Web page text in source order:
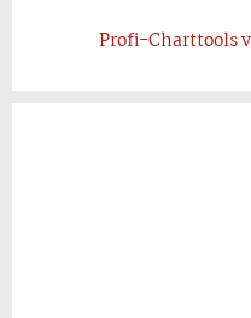
Profi-Charttools